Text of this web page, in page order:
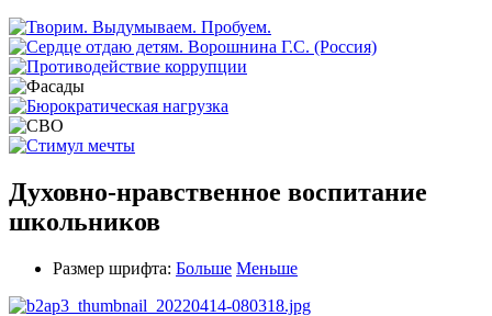
Духовно-нравственное воспитание
школьников
Размер шрифта: Больше Меньше